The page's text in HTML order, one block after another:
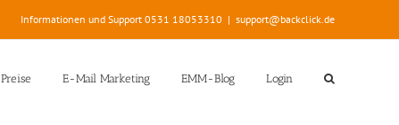
Informationen und Support 0531 18053310 | support@backclick.de
Preise E-Mail Marketing EMM-Blog Login